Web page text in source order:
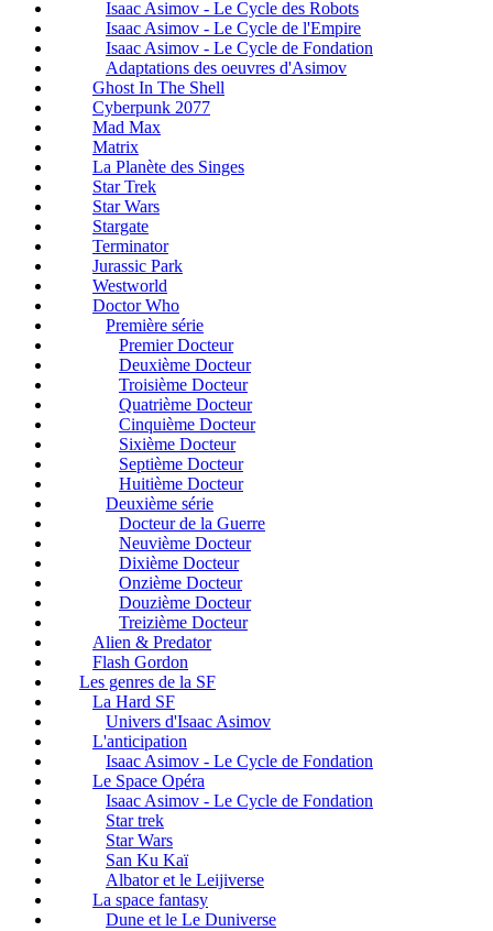
Isaac Asimov - Le Cycle des Robots
Isaac Asimov - Le Cycle de l'Empire
Isaac Asimov - Le Cycle de Fondation
Adaptations des oeuvres d'Asimov
Ghost In The Shell
Cyberpunk 2077
Mad Max
Matrix
La Planète des Singes
Star Trek
Star Wars
Stargate
Terminator
Jurassic Park
Westworld
Doctor Who
Première série
Premier Docteur
Deuxième Docteur
Troisième Docteur
Quatrième Docteur
Cinquième Docteur
Sixième Docteur
Septième Docteur
Huitième Docteur
Deuxième série
Docteur de la Guerre
Neuvième Docteur
Dixième Docteur
Onzième Docteur
Douzième Docteur
Treizième Docteur
Alien & Predator
Flash Gordon
Les genres de la SF
La Hard SF
Univers d'Isaac Asimov
L'anticipation
Isaac Asimov - Le Cycle de Fondation
Le Space Opéra
Isaac Asimov - Le Cycle de Fondation
Star trek
Star Wars
San Ku Kaï
Albator et le Leijiverse
La space fantasy
Dune et le Le Duniverse